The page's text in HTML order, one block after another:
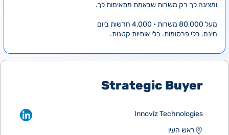
ומציגה לך רק משרות שבאמת מתאימות לך.
מעל 80,000 משרות • 4,000 חדשות ביום
חינם. בלי פרסומות. בלי אותיות קטנות.
Strategic Buyer
Innoviz Technologies
ראש העין